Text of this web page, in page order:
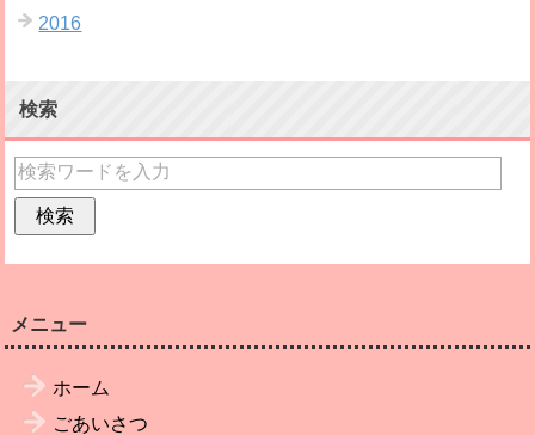
2016
検索
メニュー
ホーム
ごあいさつ